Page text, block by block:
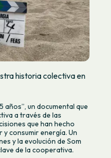
historia colectiva en
años”, un documental que
a través de las
que han hecho
consumir energía. Un
y la evolución de Som
de la cooperativa.